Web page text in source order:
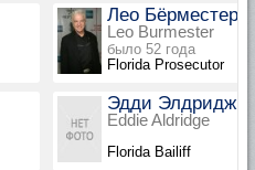
Лео Бёрместер
Leo Burmester
было 52 года
Florida Prosecutor
Эдди Элдридж
Eddie Aldridge
Florida Bailiff